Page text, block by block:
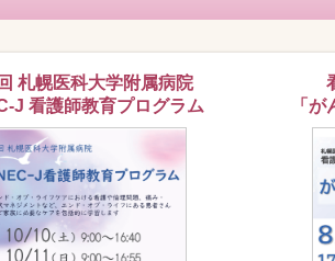
札幌医科大学附属病院
J 看護師教育プログラム
「